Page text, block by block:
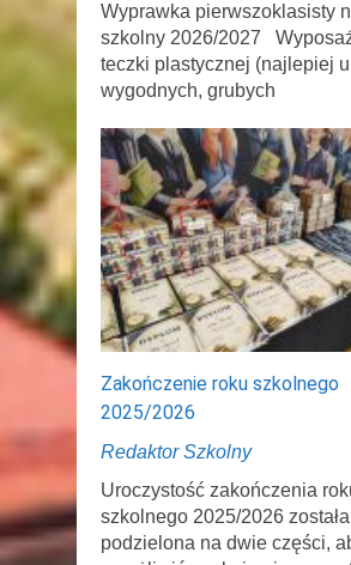
Wyprawka pierwszoklasisty
szkolny 2026/2027
teczki plastycznej (najlepiej
wygodnych, grubych
Zakończenie roku szkolnego
2025/2026
Redaktor Szkolny
Uroczystość zakończenia
szkolnego 2025/2026 została
podzielona na dwie części,